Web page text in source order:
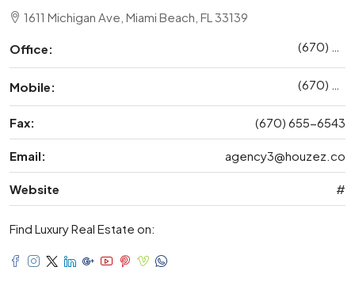
1611 Michigan Ave, Miami Beach, FL 33139
Office:
Mobile:
Fax: (670) 655-6543
Email: agency3@houzez.co
Website #
Find Luxury Real Estate on: